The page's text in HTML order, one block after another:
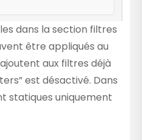
dans la section filtres
être appliqués au
aux filtres déjà
est désactivé. Dans
statiques uniquement